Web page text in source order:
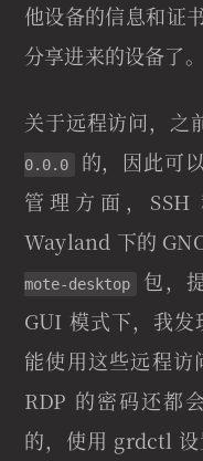
他设备的信息和证
分享进来的设备了。
关于远程访问，之
0.0.0
的，因此可
管理方面，SSH
Wayland 下的
mote-desktop
包，
GUI 模式下，我
能使用这些远程
RDP 的密码还都
的，使用 grdctl